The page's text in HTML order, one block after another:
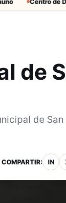
de
de San
COMPARTIR: IN